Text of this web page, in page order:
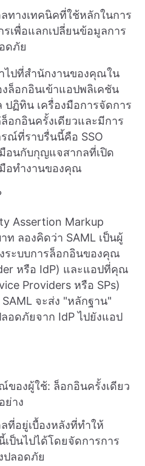
ทางเทคนิคที่ใช้หลักในการ
เพื่อแลกเปลี่ยนข้อมูลการ
ดภัย
ไปที่สำนักงานของคุณใน
ล็อกอินเข้าแอปพลิเคชัน
ฏิทิน เครื่องมือการจัดการ
กอินครั้งเดียวและมีการ
รณ์ที่ราบรื่นนี้คือ SSO
อนกับกุญแจสากลที่เปิด
อทำงานของคุณ
Assertion Markup
ท ลองคิดว่า SAML เป็นผู้
ระบบการล็อกอินของคุณ
หรือ IdP) และแอปที่คุณ
Providers หรือ SPs)
จะส่ง "หลักฐาน"
อดภัยจาก IdP ไปยังแอป
ของผู้ใช้: ล็อกอินครั้งเดียว
ย่าง
ที่อยู่เบื้องหลังที่ทำให้
ป็นไปได้โดยจัดการการ
ปลอดภัย